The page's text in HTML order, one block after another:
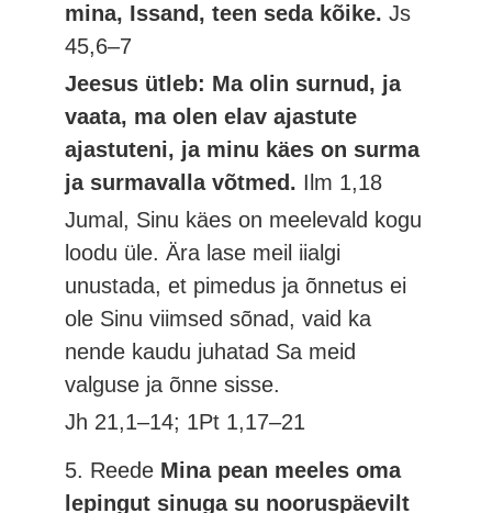
mina, Issand, teen seda kõike.Js
45,6–7
Jeesus ütleb: Ma olin surnud, ja
vaata, ma olen elav ajastute
ajastuteni, ja minu käes on surma
ja surmavalla võtmed. Ilm 1,18
Jumal, Sinu käes on meelevald kogu
loodu üle. Ära lase meil iialgi
unustada, et pimedus ja õnnetus ei
ole Sinu viimsed sõnad, vaid ka
nende kaudu juhatad Sa meid
valguse ja õnne sisse.
Jh 21,1–14; 1Pt 1,17–21
5. Reede Mina pean meeles oma
lepingut sinuga su nooruspäevilt